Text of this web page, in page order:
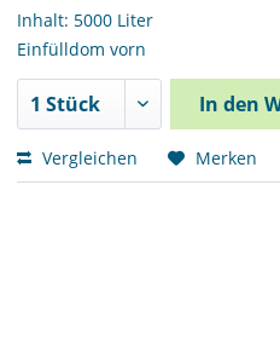
Inhalt: 5000 Liter
Einfülldom vorn
In den
Vergleichen Merken